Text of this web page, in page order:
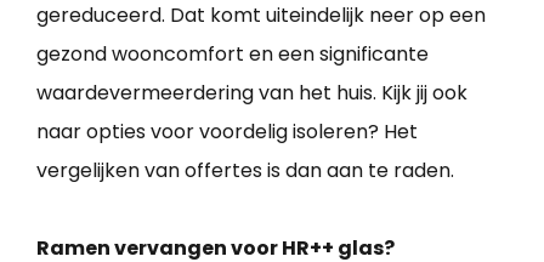
gereduceerd. Dat komt uiteindelijk neer op een
gezond wooncomfort en een significante
waardevermeerdering van het huis. Kijk jij ook
naar opties voor voordelig isoleren? Het
vergelijken van offertes is dan aan te raden.
Ramen vervangen voor HR++ glas?